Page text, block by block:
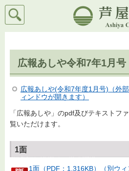
芦屋市
検索
広報あしや令和7年1月号
広報あしや(令和7年度1月号)（外
ィンドウが開きます）
「広報あしや」のpdf及びテキストフ
覧いただけます。
1面
1面（PDF：1,316KB）（別ウィ